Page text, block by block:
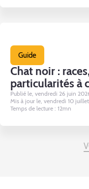
Guide
Chat noir :
particularités à
Publié le, vendredi 26 juin
Mis à jour le, vendredi 10
Temps de lecture : 12mn